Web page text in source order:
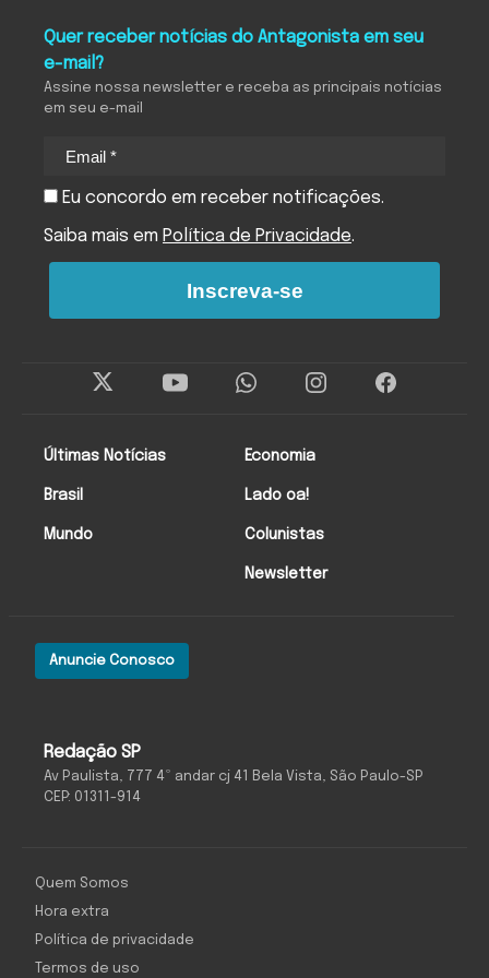
Redação SP
Av Paulista, 777 4º andar cj 41 Bela Vista, São Paulo-SP
CEP: 01311-914
Anuncie Conosco
Últimas Notícias
Brasil
Mundo
Economia
Lado oa!
Colunistas
Newsletter
Quer receber notícias do Antagonista em seu
e-mail?
Assine nossa newsletter e receba as principais notícias
em seu e-mail
Eu concordo em receber notificações.
Saiba mais em Política de Privacidade.
Inscreva-se
Quem Somos
Hora extra
Política de privacidade
Termos de uso